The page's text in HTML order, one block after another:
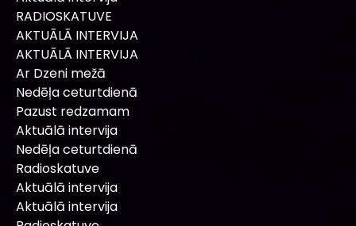
RADIOSKATUVE
AKTUĀLĀ INTERVIJA
AKTUĀLĀ INTERVIJA
Ar Dzeni mežā
Nedēļa ceturtdienā
Pazust redzamam
Aktuālā intervija
Nedēļa ceturtdienā
Radioskatuve
Aktuālā intervija
Aktuālā intervija